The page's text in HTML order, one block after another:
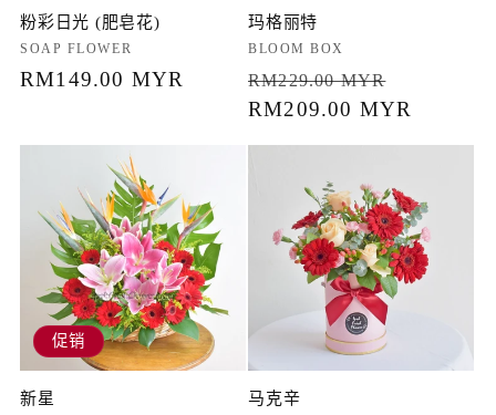
粉彩日光 (肥皂花)
厂
商：
SOAP FLOWER
常
RM149.00 MYR
玛格丽特
厂
商：
BLOOM BOX
常
规
RM229.00 MYR
销
RM209.00 MYR
促销
新星 马克辛